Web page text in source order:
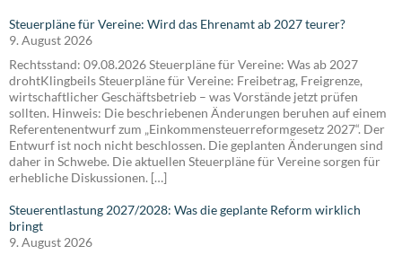
Steuerpläne für Vereine: Wird das Ehrenamt ab 2027 teurer?
9. August 2026
Rechtsstand: 09.08.2026 Steuerpläne für Vereine: Was ab 2027
drohtKlingbeils Steuerpläne für Vereine: Freibetrag, Freigrenze,
wirtschaftlicher Geschäftsbetrieb – was Vorstände jetzt prüfen
sollten. Hinweis: Die beschriebenen Änderungen beruhen auf einem
Referentenentwurf zum „Einkommensteuerreformgesetz 2027“. Der
Entwurf ist noch nicht beschlossen. Die geplanten Änderungen sind
daher in Schwebe. Die aktuellen Steuerpläne für Vereine sorgen für
erhebliche Diskussionen. […]
Steuerentlastung 2027/2028: Was die geplante Reform wirklich
bringt
9. August 2026